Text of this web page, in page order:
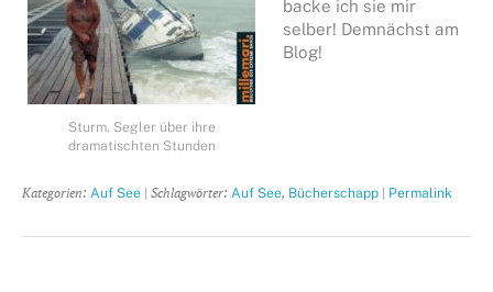
Sturm. Segler über ihre
dramatischten Stunden
backe ich sie mir
selber! Demnächst am
Blog!
Kategorien: Auf See | Schlagwörter: Auf See, Bücherschapp | Permalink